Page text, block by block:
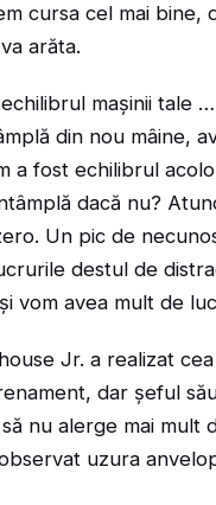
cursa cel mai bine,
arăta.
echilibrul mașinii tale
din nou mâine,
a fost echilibrul
dacă nu?
Un pic de
destul de
vom avea mult de
Jr. a realizat
dar șeful
nu alerge mai mult
uzura